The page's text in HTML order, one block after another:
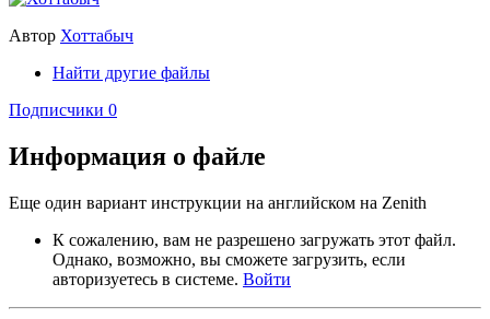
Автор Хоттабыч
Найти другие файлы
Подписчики 0
Информация о файле
Еще один вариант инструкции на английском на Zenith
К сожалению, вам не разрешено загружать этот файл.
Однако, возможно, вы сможете загрузить, если
авторизуетесь в системе. Войти